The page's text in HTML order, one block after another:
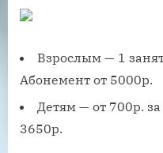
Взрослым — 1
Абонемент от 5000р.
Детям — от 700р.
3650р.